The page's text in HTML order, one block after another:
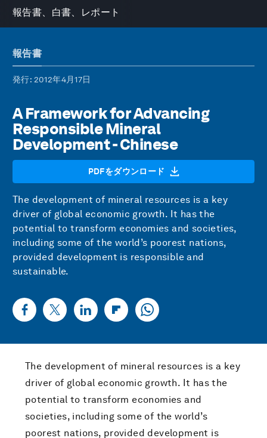
報告書、白書、レポート
報告書
発行: 2012年4月17日
A Framework for Advancing
Responsible Mineral
Development - Chinese
PDFをダウンロード
The development of mineral resources is a key
driver of global economic growth. It has the
potential to transform economies and societies,
including some of the world’s poorest nations,
provided development is responsible and
sustainable.
The development of mineral resources is a key
driver of global economic growth. It has the
potential to transform economies and
societies, including some of the world’s
poorest nations, provided development is